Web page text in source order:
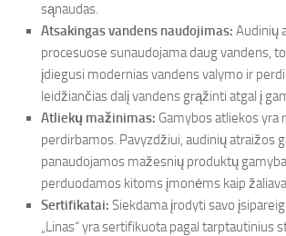
sąnaudas.
Atsakingas vandens naudojimas: Audinių
procesuose sunaudojama daug vandens,
įdiegusi modernias vandens valymo ir
leidžiančias dalį vandens grąžinti atgal į
Atliekų mažinimas: Gamybos atliekos yra
perdirbamos. Pavyzdžiui, audinių atraižos
panaudojamos mažesnių produktų
perduodamos kitoms įmonėms kaip
Sertifikatai: Siekdama įrodyti savo
„Linas“ yra sertifikuota pagal tarptautinius